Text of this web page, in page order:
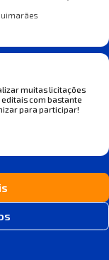
muitas licitações
com bastante
para participar!